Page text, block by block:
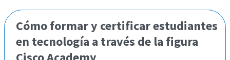
Cómo formar y certificar estudiantes
en tecnología a través de la figura